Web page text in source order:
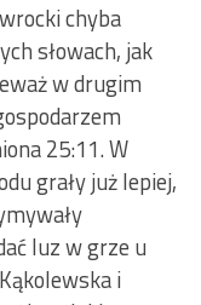
chyba
słowach, jak
w drugim
25:11. W
grały już lepiej,
luz w grze u
i